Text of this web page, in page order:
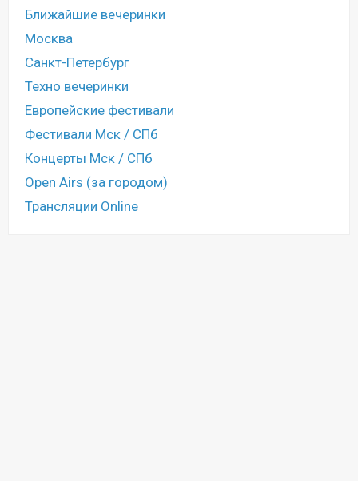
Ближайшие вечеринки
Москва
Санкт-Петербург
Техно вечеринки
Европейские фестивали
Фестивали Мск / СПб
Концерты Мск / СПб
Open Airs (за городом)
Трансляции Online